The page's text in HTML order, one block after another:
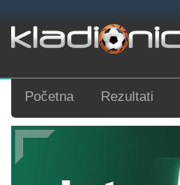
Početna Rezultati